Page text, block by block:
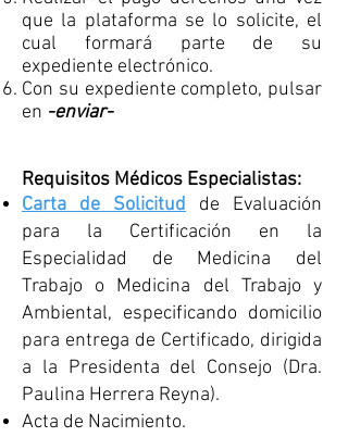
que la plataforma se lo solicite, el
cual formará parte de su
expediente electrónico.
Con su expediente completo, pulsar
en -enviar-
Requisitos Médicos Especialistas:
Carta de Solicitud de Evaluación
para la Certificación en la
Especialidad de Medicina del
Trabajo o Medicina del Trabajo y
Ambiental, especificando domicilio
para entrega de Certificado, dirigida
a la Presidenta del Consejo (Dra.
Paulina Herrera Reyna).
Acta de Nacimiento.